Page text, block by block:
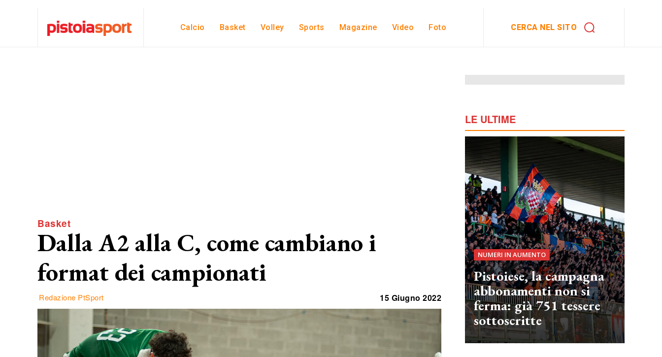
Calcio Basket Volley Sports Magazine Video Foto CERCA NEL SITO
Basket
Dalla A2 alla C, come cambiano i
format dei campionati
Redazione PtSport 15 Giugno 2022
LE ULTIME
NUMERI IN AUMENTO
Pistoiese, la campagna
abbonamenti non si
ferma: già 751 tessere
sottoscritte